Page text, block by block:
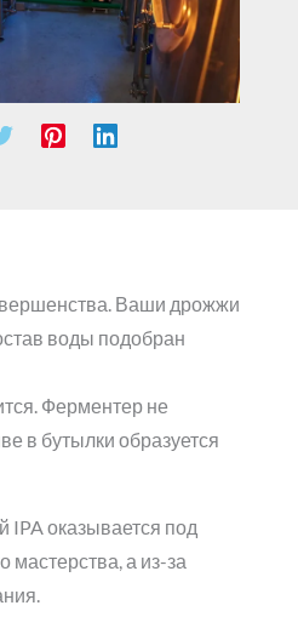
Ваши дрожжи
воды подобран
Ферментер не
в бутылки образуется
оказывается под
мастерства, а из-за